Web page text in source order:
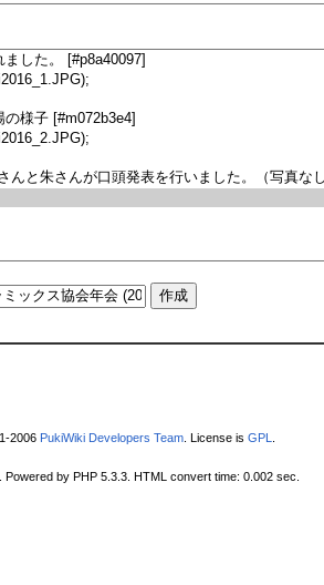
2006 PukiWiki Developers Team . License is GPL
. Powered by PHP 5.3.3. HTML convert time: 0.002 sec.